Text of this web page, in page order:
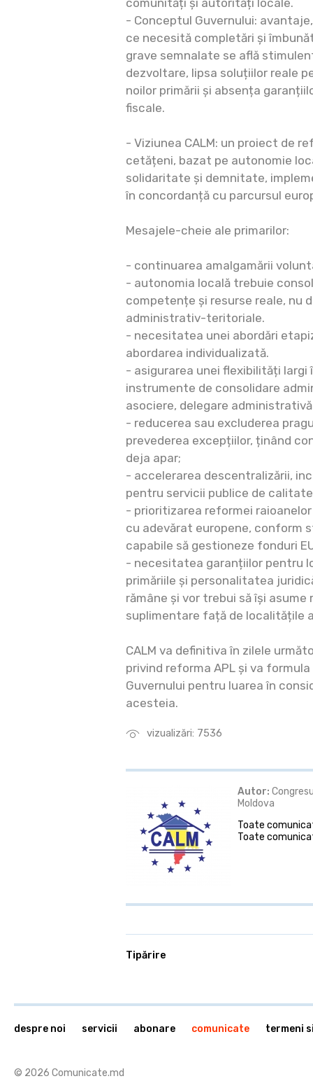
vizualizări: 7536
comunități și autorități locale.
- Conceptul Guvernului:
ce necesită completări și
grave semnalate se află
dezvoltare, lipsa soluțiilor reale
noilor primării și absența
fiscale.
- Viziunea CALM: un proiect de
cetățeni, bazat pe autonomie
solidaritate și demnitate,
în concordanță cu parcursul
Mesajele-cheie ale primarilor:
- continuarea amalgamării
- autonomia locală trebuie
competențe și resurse reale, nu
administrativ-teritoriale.
- necesitatea unei abordări
abordarea individualizată.
- asigurarea unei flexibilități
instrumente de consolidare
asociere, delegare
- reducerea sau excluderea
prevederea excepțiilor, ținând
deja apar;
- accelerarea descentralizării,
pentru servicii publice de
- prioritizarea reformei
cu adevărat europene, conform
capabile să gestioneze fonduri
- necesitatea garanțiilor pentru
primăriile și personalitatea
rămâne și vor trebui să își
suplimentare față de localitățile
CALM va definitiva în zilele
privind reforma APL și va
Guvernului pentru luarea în
acesteia.
Autor:
Moldova
Toate
Toate
Tipărire
© 2026 Comunicate.md
despre noi servicii abonare comunicate termeni